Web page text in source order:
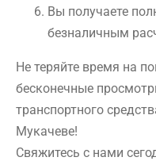
Вы получаете
безналичным
Не теряйте время на
бесконечные
транспортного
Мукачеве!
Свяжитесь с нами